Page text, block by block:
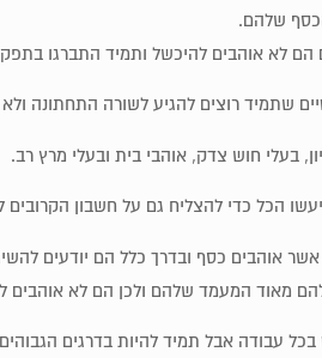
שלהם.
שתמיד רוצים להגיע לשורה התחתונה
בעלי חוש צדק, אוהבי בית ובעלי מרץ רב.
הכל כדי להצליח גם על חשבון הקרובים
אשר אוהבים כסף ובדרך כלל הם יודעים
מאוד המעמד שלהם ולכן הם לא אוהבים
עבודה אבל תמיד להיות בדרגים